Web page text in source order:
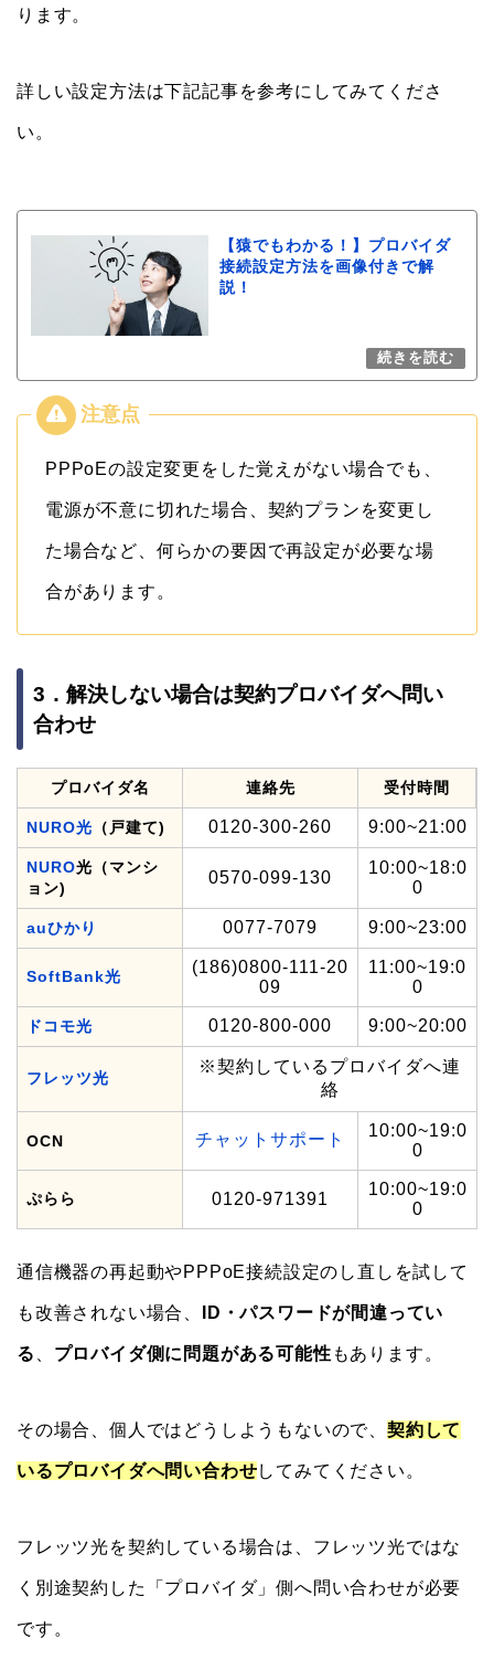
ります。
詳しい設定方法は下記記事を参考にしてみてくださ
い。
【猿でもわかる！】プロバイダ
接続設定方法を画像付きで解
説！
PPPoEの設定変更をした覚えがない場合でも、
電源が不意に切れた場合、契約プランを変更し
た場合など、何らかの要因で再設定が必要な場
合があります。
3．解決しない場合は契約プロバイダへ問い
合わせ
プロバイダ名 連絡先 受付時間
NURO光 （戸建て) 0120-300-260 9:00~21:00
NURO光（マンシ
ョン)
0570-099-130
10:00~18:0
0
auひかり 0077-7079 9:00~23:00
SoftBank光
(186)0800-111-20
09
11:00~19:0
0
ドコモ光 0120-800-000 9:00~20:00
フレッツ光
※契約しているプロバイダへ連
絡
OCN チャットサポート
10:00~19:0
0
ぷらら 0120-971391
10:00~19:0
0
通信機器の再起動やPPPoE接続設定のし直しを試して
も改善されない場合、 ID・パスワードが間違ってい
る プロバイダ側に問題がある可能性 もあります。
その場合、個人ではどうしようもないので、 契約して
いるプロバイダへ問い合わせしてみてください。
フレッツ光を契約している場合は、フレッツ光ではな
く別途契約した「プロバイダ」側へ問い合わせが必要
です。